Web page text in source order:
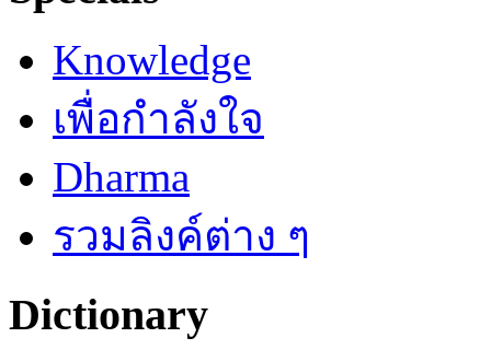
Knowledge
เพื่อกำลังใจ
Dharma
รวมลิงค์ต่าง ๆ
Dictionary